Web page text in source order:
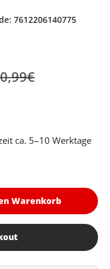
7612206140775
ca. 5–10 Werktage
Warenkorb